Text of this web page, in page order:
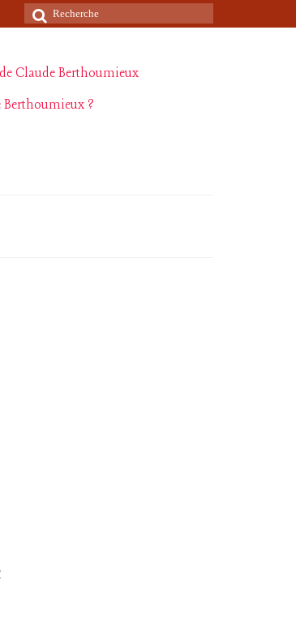
Rechercher
:
Claude Berthoumieux
Berthoumieux ?